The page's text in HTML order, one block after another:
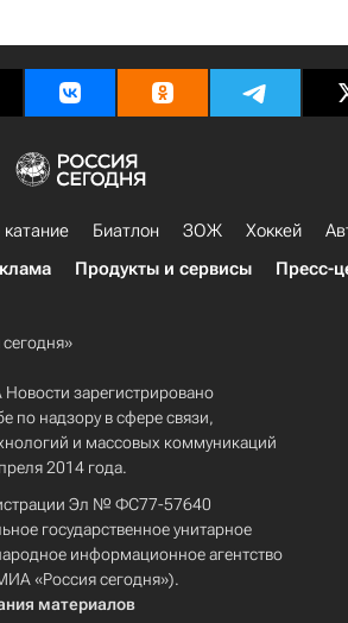
Биатлон ЗОЖ Хоккей
Продукты и сервисы Пресс-
зарегистрировано
по надзору в сфере связи,
и массовых коммуникаций
2014 года.
Эл № ФС77-57640
государственное унитарное
информационное агентство
«Россия сегодня»).
материалов